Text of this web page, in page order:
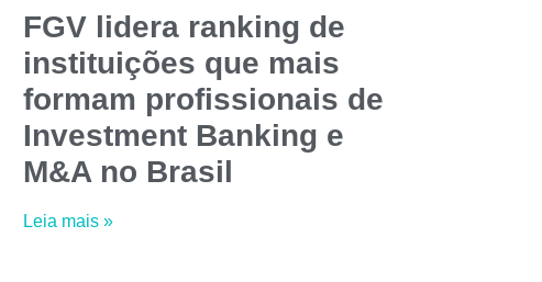
FGV lidera ranking de
instituições que mais
formam profissionais de
Investment Banking e
M&A no Brasil
Leia mais »